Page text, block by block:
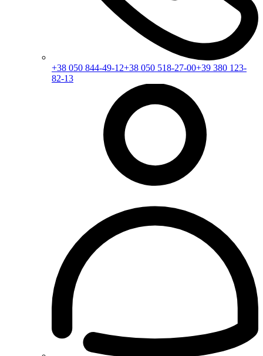
+38 050 844-49-12+38 050 518-27-00+39 380 123-
82-13